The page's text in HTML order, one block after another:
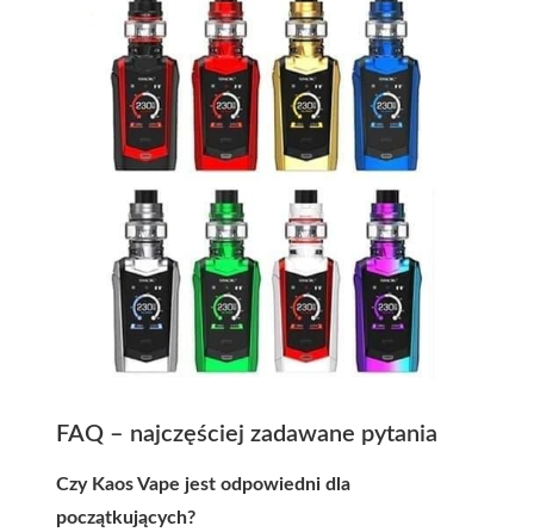
FAQ – najczęściej zadawane pytania
Czy Kaos Vape jest odpowiedni dla
początkujących?